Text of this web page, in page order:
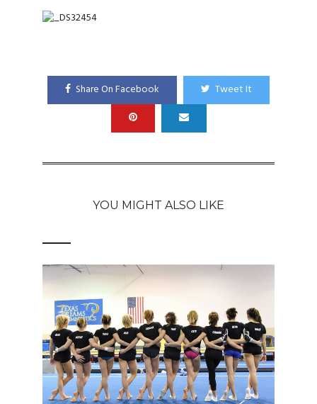
Share On Facebook Tweet It
YOU MIGHT ALSO LIKE